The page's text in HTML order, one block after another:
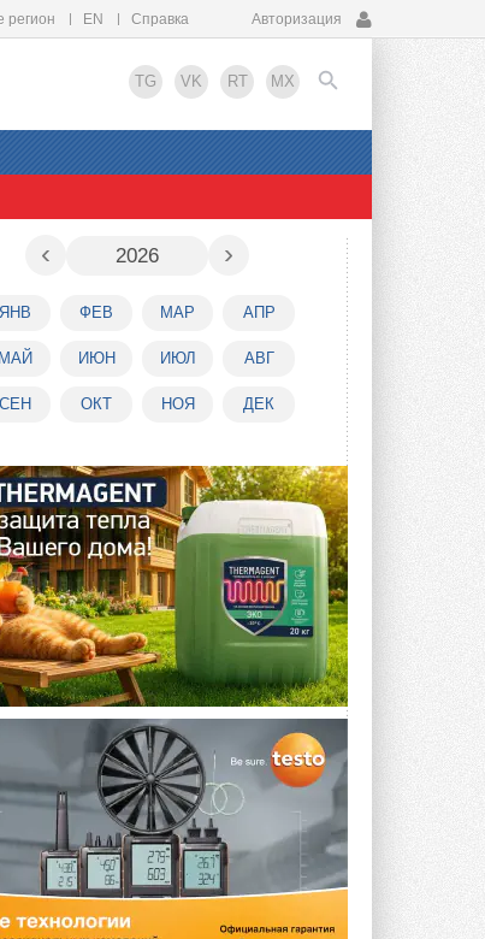
регион EN Справка Авторизация
TG VK RT MX
EN
‹ 2026 ›
ЯНВ ФЕВ МАР АПР
МАЙ ИЮН ИЮЛ АВГ
СЕН ОКТ НОЯ ДЕК